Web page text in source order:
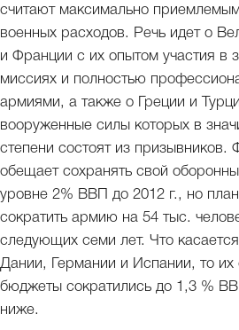
считают максимально
военных расходов. Речь идет о
и Франции с их опытом участия в
миссиях и полностью
армиями, а также о Греции и
вооруженные силы которых в
степени состоят из призывников.
обещает сохранять свой
уровне 2% ВВП до 2012 г., но
сократить армию на 54 тыс.
следующих семи лет. Что
Дании, Германии и Испании, то их
бюджеты сократились до 1,3 %
ниже.